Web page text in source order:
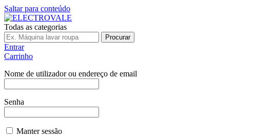
Saltar para conteúdo
Todas as categorias
Procurar
Entrar
Carrinho
Nome de utilizador ou endereço de email
Senha
Manter sessão